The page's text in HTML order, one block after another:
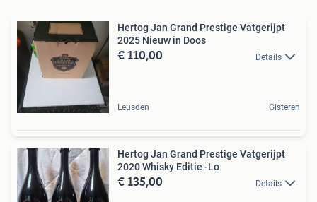
Hertog Jan Grand Prestige Vatgerijpt
2025 Nieuw in Doos
€ 110,00 Details
Leusden Gisteren
Hertog Jan Grand Prestige Vatgerijpt
2020 Whisky Editie -Lo
€ 135,00 Details